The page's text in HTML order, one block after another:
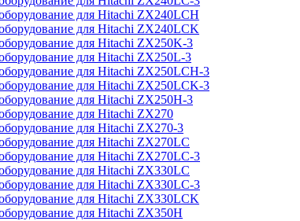
для Hitachi ZX240LCH
для Hitachi ZX240LCK
для Hitachi ZX250K-3
для Hitachi ZX250L-3
для Hitachi ZX250LCH-3
для Hitachi ZX250LCK-3
для Hitachi ZX250Н-3
для Hitachi ZX270
для Hitachi ZX270-3
для Hitachi ZX270LC
для Hitachi ZX270LC-3
для Hitachi ZX330LC
для Hitachi ZX330LC-3
для Hitachi ZX330LCK
для Hitachi ZX350H